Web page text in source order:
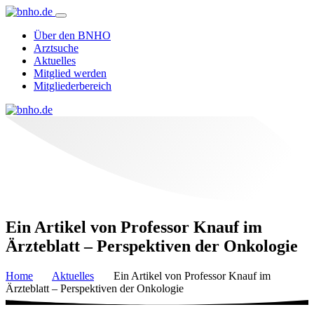
Über den BNHO
Arztsuche
Aktuelles
Mitglied werden
Mitgliederbereich
Ein Artikel von Professor Knauf im
Ärzteblatt – Perspektiven der Onkologie
Home Aktuelles
Ein Artikel von Professor Knauf im
Ärzteblatt – Perspektiven der Onkologie